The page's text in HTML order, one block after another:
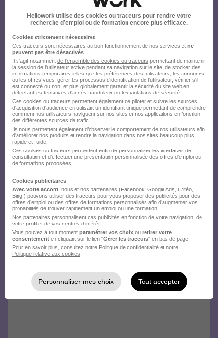
sur le site du recruteur !
Hellowork utilise des cookies ou traceurs pour rendre votre
recherche d’emploi ou de formation encore plus efficace.
Cookies strictement nécessaires
Ces traceurs sont nécessaires au bon fonctionnement de nos services et ne
peuvent pas être désactivés
Il s'agit notamment de l'ensemble des cookies ou traceurs permettant de maintenir
la session de l'utilisateur active pendant sa navigation sur le site, de stocker des
informations temporaires telles que les préférences des utilisateurs, les annonces
ou les offres vues, gérer les processus d'identification de l'utilisateur, vérifier s'il
est connecté ou non, et plus globalement garantir la sécurité du site web en
détectant les tentatives d'accès frauduleux ou les violations de sécurité.
Ces cookies ou traceurs permettent également de piloter et suivre les sources
d'acquisition d'audience en utilisant un identifiant unique permettant de comprendre
comment nos utilisateurs naviguent sur nos sites et nos applications en fonction
des différentes sources de trafic.
Ils nous permettent également d’observer le comportement de nos utilisateurs afin
d'améliorer nos produits et rendre la navigation dans nos sites beaucoup plus
rapide et fluide.
Ces cookies ou traceurs permettent enfin de personnaliser les interfaces de
consultation et d'effectuer une présentation personnalisée des offres d'emploi ou
de formations proposées.
Cookies publicitaires
Avec votre accord , nous et nos partenaires (Facebook, Google Ads , Critéo,
Bing,) pouvons utiliser des traceurs pour vous proposer des publicités pour des
offres d’emploi ou des offres de formations personnalisés afin d’augmenter vos
probabilités de trouver rapidement un emploi ou une formation.
Nos partenaires personnalisent ces publicités en fonction de votre navigation, de
votre profil et de vos centres d’intérêt.
Vous pouvez à tout moment paramétrer vos choix ou retirer votre
consentement en cliquant sur le lien "Gérer les traceurs" en bas de page.
Pour en savoir plus, consultez notre Politique de confidentialité et notre
Politique relative aux cookies
Personnaliser mes choix Tout accepter